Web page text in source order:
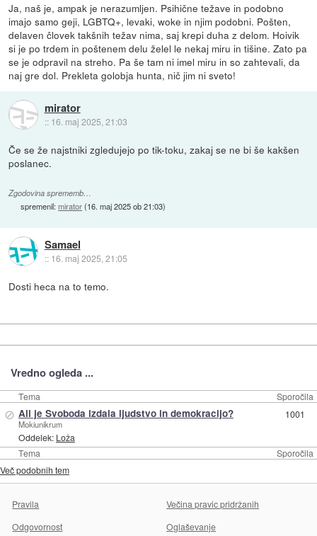
Ja, naš je, ampak je nerazumljen. Psihične težave in podobno
imajo samo geji, LGBTQ+, levaki, woke in njim podobni. Pošten,
delaven človek takšnih težav nima, saj krepi duha z delom. Hoivik
si je po trdem in poštenem delu želel le nekaj miru in tišine. Zato pa
se je odpravil na streho. Pa še tam ni imel miru in so zahtevali, da
naj gre dol. Prekleta golobja hunta, nič jim ni sveto!
mirator
:: 16. maj 2025, 21:03
Če se že najstniki zgledujejo po tik-toku, zakaj se ne bi še kakšen
poslanec.
Zgodovina sprememb…
spremenil:mirator(16. maj 2025 ob 21:03)
Samael
:: 16. maj 2025, 21:05
Dosti heca na to temo.
Vredno ogleda ...
Tema Sporočila
Tema Sporočila
⊘ Ali je Svoboda izdala ljudstvo in demokracijo?
Mokiunikrum
Oddelek: Loža
1001
Več podobnih tem
Pravila
Večina pravic pridržanih
Odgovornost
Oglaševanje